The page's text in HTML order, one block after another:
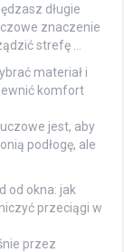
długie
znaczenie
strefę …
materiał i
komfort
jest, aby
podłogę, ale
od okna: jak
przeciągi w
przez